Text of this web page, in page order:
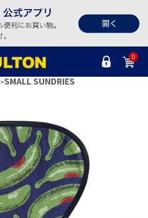
0
>SMALL SUNDRIES